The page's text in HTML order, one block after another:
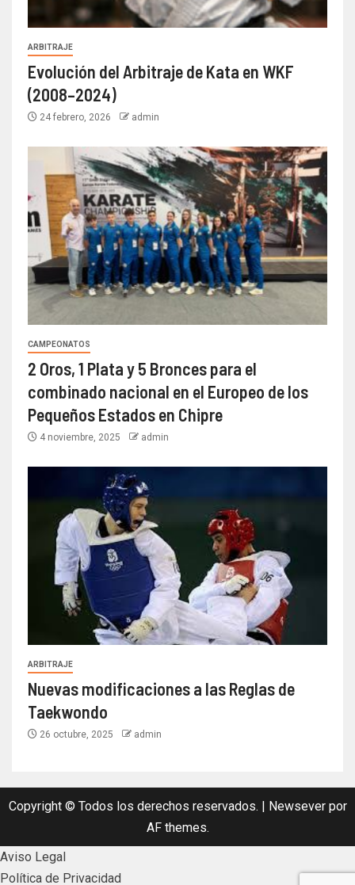
ARBITRAJE
Evolución del Arbitraje de Kata en WKF
(2008–2024)
24 febrero, 2026 admin
CAMPEONATOS
2 Oros, 1 Plata y 5 Bronces para el
combinado nacional en el Europeo de los
Pequeños Estados en Chipre
4 noviembre, 2025 admin
ARBITRAJE
Nuevas modificaciones a las Reglas de
Taekwondo
26 octubre, 2025 admin
Copyright © Todos los derechos reservados. Newseverpor
AF themes.
Aviso Legal
Política de Privacidad